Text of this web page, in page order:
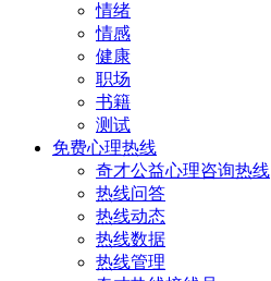
情绪
情感
健康
职场
书籍
测试
免费心理热线
奇才公益心理咨询热线
热线问答
热线动态
热线数据
热线管理